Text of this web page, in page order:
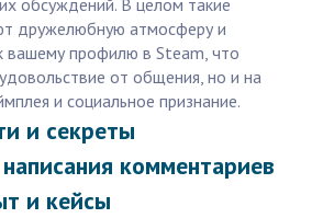
обсуждений. В целом такие
дружелюбную атмосферу и
профилю в Steam, что
от общения, но и на
и социальное признание.
и секреты
комментариев
и кейсы